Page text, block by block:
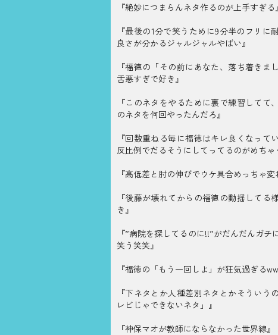
『絶妙につまらんネタ作るのが上手すぎる』
『最後の1分で笑うために9分半のフリに
良さが分かるジャルジャルやばい』
『福徳の「その前にあなた、落ち着きま
舌悪すぎで好き』
『このネタをやるために裏で練習してて
のネタを何回やったんだろ』
『回数重ねる毎に福徳はキレ良くなって
反比例でだるそうにしてってるのがめちゃ
『高低差と肘の伸びでウケ具合めっちゃ変
『後藤が壊れてからの福徳の動揺してる
き』
『”病院を探してるのに!!”がだんだんガチ
笑う笑笑』
『福徳の「もう一回しよ」が狂気過ぎる
『下ネタとか人種差別ネタとかそういう
レビじゃできないネタ」』
『神保マオが教師にならなかった世界線』